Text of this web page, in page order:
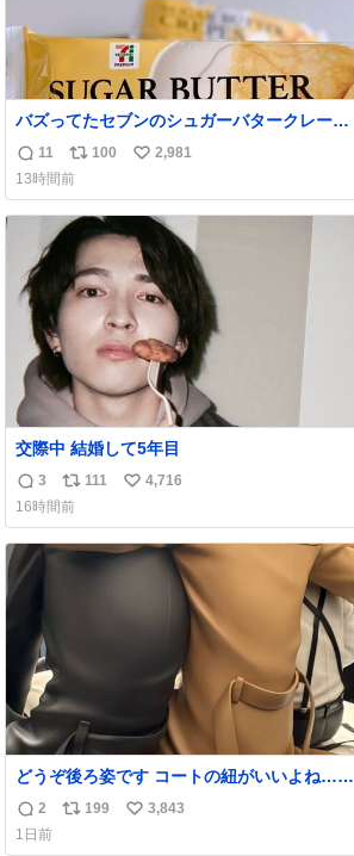
バズってたセブンのシュガーバタークレープ
うますぎて7NOWで買い溜め🛒💭
返
信
数
11
リ
ポ
ス
ト
数
100
い
ね
数
2,981
13時間前
交際中 結婚して5年目
返
信
数
3
リ
ポ
ス
ト
111
い
ね
数
4,716
16時間前
どうぞ後ろ姿です コートの紐がいいよね…そ
して腰が細い
返
信
2
リ
199
い
3,843
1日前